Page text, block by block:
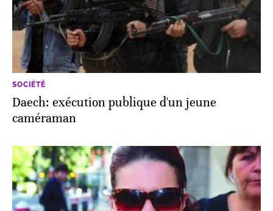
SOCIÉTÉ
Daech: exécution publique d'un jeune
caméraman